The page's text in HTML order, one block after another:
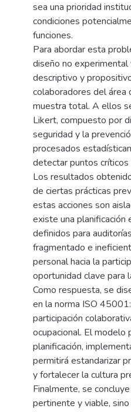
sea una prioridad
condiciones
funciones.
Para abordar esta
diseño no
descriptivo y
colaboradores del área
muestra total. A ellos
Likert, compuesto por
seguridad y la
procesados
detectar puntos
Los resultados
de ciertas prácticas
estas acciones son
existe una planificación
definidos para
fragmentado e
personal hacia la
oportunidad clave para
Como respuesta, se
en la norma ISO
participación
ocupacional. El
planificación,
permitirá estandarizar
y fortalecer la cultura
Finalmente, se
pertinente y viable,